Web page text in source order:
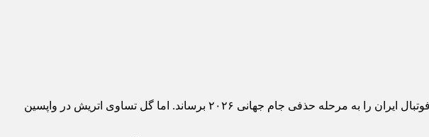
به گزارش اقتصادآنلاین به نقل از ایرنا، کمتر از صد ثانیه تا تحقق یک رویا فاصله بود؛ رویایی که می‌توانست تیم ملی فوتبال ایران را به مرحله حذفی جام جهانی ۲۰۲۶ برساند. اما گل تساوی اتریش در واپسین